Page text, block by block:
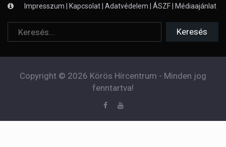
Impresszum
Kapcsolat Adatvédelem ÁSZF Médiaajánlat
Copyright © 2026 Körös Hírcentrum - Minden jog
fenntartva!